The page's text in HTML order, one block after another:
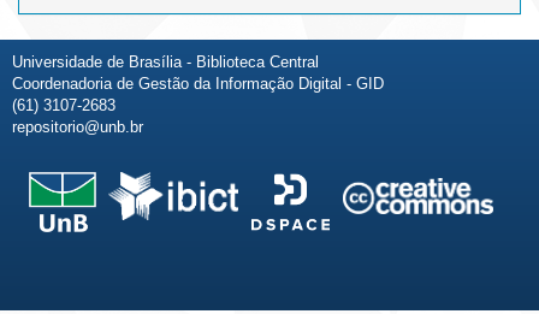
Universidade de Brasília - Biblioteca Central
Coordenadoria de Gestão da Informação Digital - GID
(61) 3107-2683
repositorio@unb.br